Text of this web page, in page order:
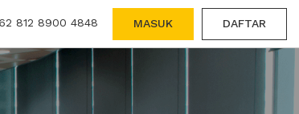
812 8900 4848 MASUK DAFTAR